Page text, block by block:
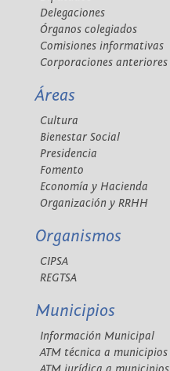
Delegaciones
Órganos colegiados
Comisiones informativas
Corporaciones anteriores
Áreas
Cultura
Bienestar Social
Presidencia
Fomento
Economía y Hacienda
Organización y RRHH
Organismos
CIPSA
REGTSA
Municipios
Información Municipal
ATM técnica a municipios